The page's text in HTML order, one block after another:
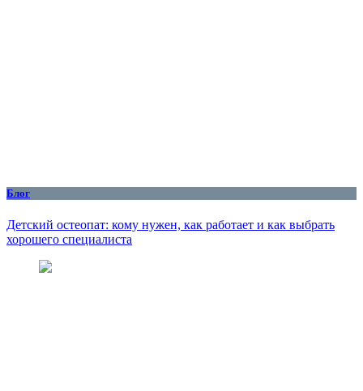
Блог
Детский остеопат: кому нужен, как работает и как выбрать
хорошего специалиста